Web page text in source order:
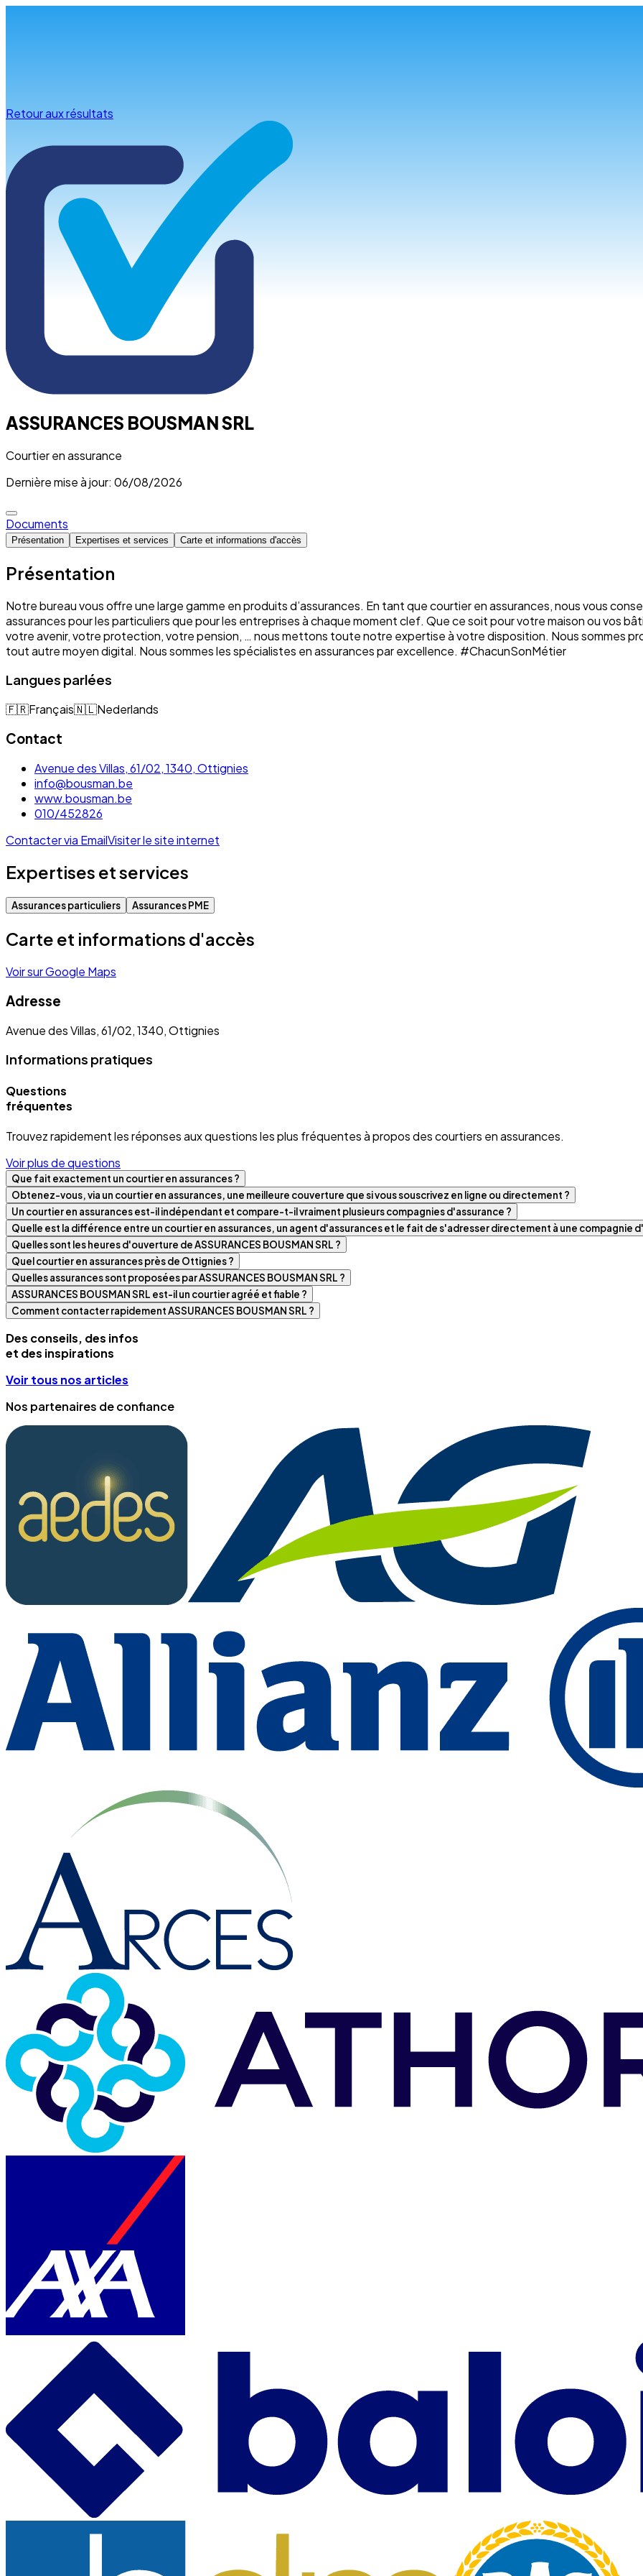
Retour aux résultats
ASSURANCES BOUSMAN SRL
Courtier en assurance
Dernière mise à jour: 06/08/2026
Documents
Présentation Expertises et services Carte et informations d'accès
Présentation
Notre bureau vous offre une large gamme en produits d’assurances. En tant que courtier en assurances, nous vous
assurances pour les particuliers que pour les entreprises à chaque moment clef. Que ce soit pour votre maison ou vos
votre avenir, votre protection, votre pension, … nous mettons toute notre expertise à votre disposition. Nous sommes
tout autre moyen digital. Nous sommes les spécialistes en assurances par excellence. #ChacunSonMétier
Langues parlées
🇫🇷Français🇳🇱Nederlands
Contact
Avenue des Villas, 61/02, 1340, Ottignies
info@bousman.be
www.bousman.be
010/452826
Contacter via EmailVisiter le site internet
Expertises et services
Assurances particuliers Assurances PME
Carte et informations d'accès
Voir sur Google Maps
Adresse
Avenue des Villas, 61/02, 1340, Ottignies
Informations pratiques
Questions
fréquentes
Trouvez rapidement les réponses aux questions les plus fréquentes à propos des courtiers en assurances.
Voir plus de questions
Que fait exactement un courtier en assurances ?
Obtenez-vous, via un courtier en assurances, une meilleure couverture que si vous souscrivez en ligne ou directement ?
Un courtier en assurances est-il indépendant et compare-t-il vraiment plusieurs compagnies d'assurance ?
Quelle est la différence entre un courtier en assurances, un agent d'assurances et le fait de s'adresser directement à une compagnie
Quelles sont les heures d'ouverture de ASSURANCES BOUSMAN SRL ?
Quel courtier en assurances près de Ottignies ?
Quelles assurances sont proposées par ASSURANCES BOUSMAN SRL ?
ASSURANCES BOUSMAN SRL est-il un courtier agréé et fiable ?
Comment contacter rapidement ASSURANCES BOUSMAN SRL ?
Des conseils, des infos
et des inspirations
Voir tous nos articles
Nos partenaires de confiance